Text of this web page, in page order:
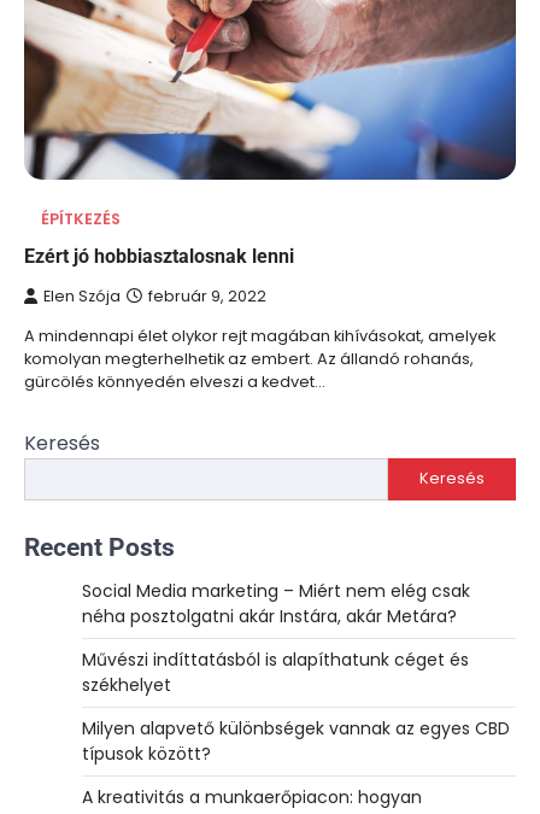
ÉPÍTKEZÉS
Ezért jó hobbiasztalosnak lenni
Elen Szója február 9, 2022
A mindennapi élet olykor rejt magában kihívásokat, amelyek
komolyan megterhelhetik az embert. Az állandó rohanás,
gürcölés könnyedén elveszi a kedvet…
Keresés
Keresés
Recent Posts
Social Media marketing – Miért nem elég csak
néha posztolgatni akár Instára, akár Metára?
Művészi indíttatásból is alapíthatunk céget és
székhelyet
Milyen alapvető különbségek vannak az egyes CBD
típusok között?
A kreativitás a munkaerőpiacon: hogyan